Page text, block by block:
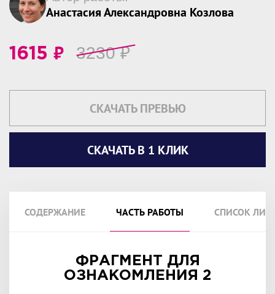
Анастасия Александровна Козлова
1615 ₽ 3230₽
СКАЧАТЬ ПРЕВЬЮ
СКАЧАТЬ В 1 КЛИК
СОДЕРЖАНИЕ ЧАСТЬ РАБОТЫ СПИСОК
ФРАГМЕНТ ДЛЯ
ОЗНАКОМЛЕНИЯ 2